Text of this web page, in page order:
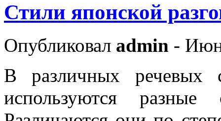
Стили японской
Опубликовал admin -
В различных речевых
используются